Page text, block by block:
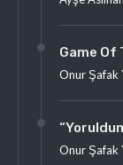
Game Of
Onur Şafak
Onur Şafak